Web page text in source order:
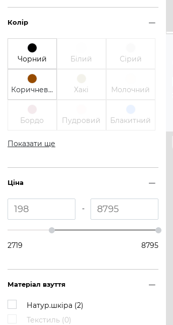
Колір
Чорний Білий Сірий
Коричневий Хакі Молочний
Бордо Пудровий Блакитний
Показати ще
Ціна
-
2719 8795
Матеріал взуття
Натур.шкіра (2)
Текстиль (0)